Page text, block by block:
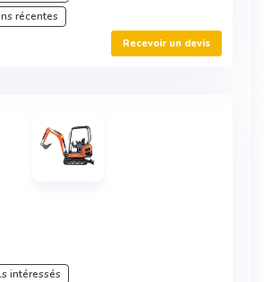
récentes
Recevoir un devis
intéressés